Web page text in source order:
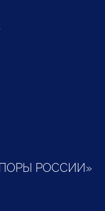
РОССИИ»